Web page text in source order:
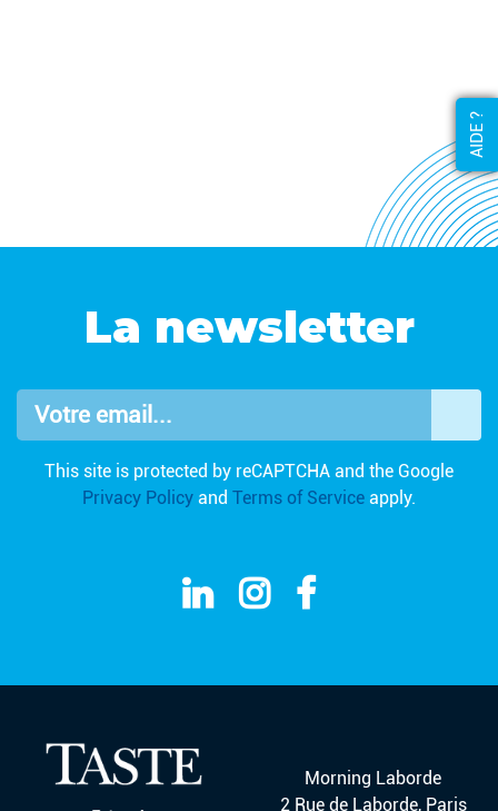
La newsletter
Votre email...
This site is protected by reCAPTCHA and the Google
Privacy Policy and Terms of Service apply.
Morning Laborde
2 Rue de Laborde, Paris
AIDE ?